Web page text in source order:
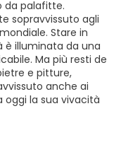
da palafitte.
sopravvissuto agli
Stare in
è illuminata da una
Ma più resti de
e pitture,
anche ai
oggi la sua vivacità